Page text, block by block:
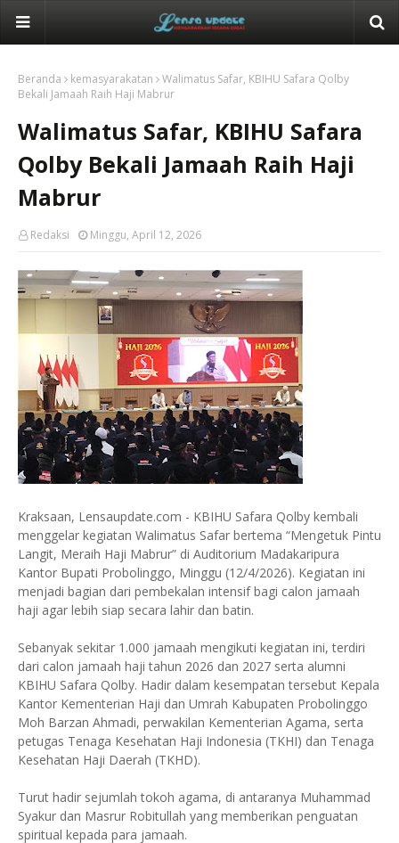
Beranda kemasyarakatan
Walimatus Safar, KBIHU Safara Qolby
Bekali Jamaah Raih Haji Mabrur
Walimatus Safar, KBIHU Safara
Qolby Bekali Jamaah Raih Haji
Mabrur
Redaksi Minggu, April 12, 2026
Kraksaan, Lensaupdate.com - KBIHU Safara Qolby kembali
menggelar kegiatan Walimatus Safar bertema “Mengetuk Pintu
Langit, Meraih Haji Mabrur” di Auditorium Madakaripura
Kantor Bupati Probolinggo, Minggu (12/4/2026). Kegiatan ini
menjadi bagian dari pembekalan intensif bagi calon jamaah
haji agar lebih siap secara lahir dan batin.
Sebanyak sekitar 1.000 jamaah mengikuti kegiatan ini, terdiri
dari calon jamaah haji tahun 2026 dan 2027 serta alumni
KBIHU Safara Qolby. Hadir dalam kesempatan tersebut Kepala
Kantor Kementerian Haji dan Umrah Kabupaten Probolinggo
Moh Barzan Ahmadi, perwakilan Kementerian Agama, serta
petugas Tenaga Kesehatan Haji Indonesia (TKHI) dan Tenaga
Kesehatan Haji Daerah (TKHD).
Turut hadir sejumlah tokoh agama, di antaranya Muhammad
Syakur dan Masrur Robitullah yang memberikan penguatan
spiritual kepada para jamaah.